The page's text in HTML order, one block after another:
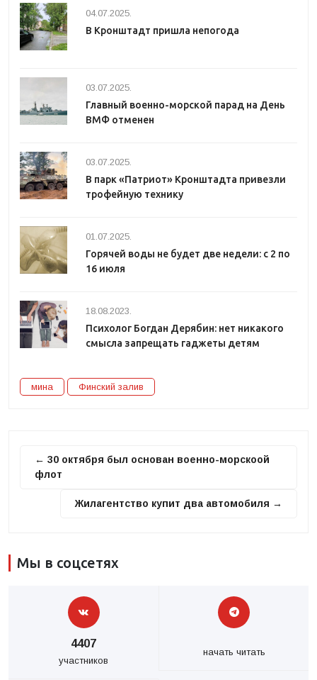
04.07.2025.
В Кронштадт пришла непогода
03.07.2025.
Главный военно-морской парад на День
ВМФ отменен
03.07.2025.
В парк «Патриот» Кронштадта привезли
трофейную технику
01.07.2025.
Горячей воды не будет две недели: с 2 по
16 июля
18.08.2023.
Психолог Богдан Дерябин: нет никакого
смысла запрещать гаджеты детям
мина Финский залив
← 30 октября был основан военно-морскоой
флот
Жилагентство купит два автомобиля →
Мы в соцсетях
4407
участников
начать читать